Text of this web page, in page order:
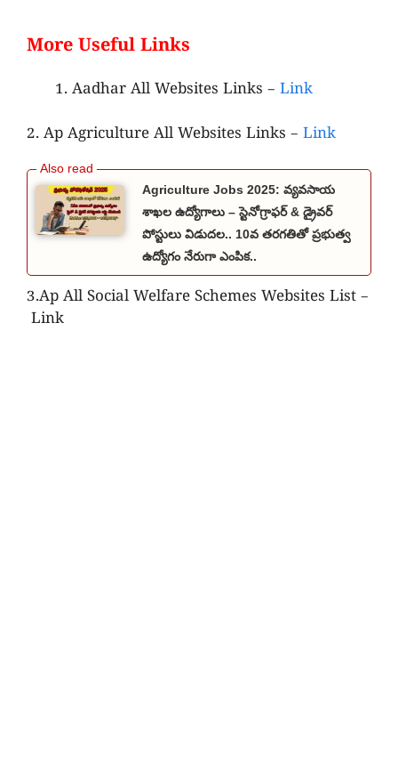
More Useful Links
Aadhar All Websites Links – Link
2. Ap Agriculture All Websites Links – Link
Agriculture Jobs 2025: వ్యవసాయ
శాఖల ఉద్యోగాలు – స్టెనోగ్రాఫర్ & డ్రైవర్
పోస్టులు విడుదల.. 10వ తరగతితో ప్రభుత్వ
ఉద్యోగం నేరుగా ఎంపిక..
3.Ap All Social Welfare Schemes Websites List –
Link